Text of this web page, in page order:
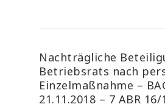
Nachträgliche
Betriebsrats nach
Einzelmaßnahme –
21.11.2018 – 7 ABR 16/